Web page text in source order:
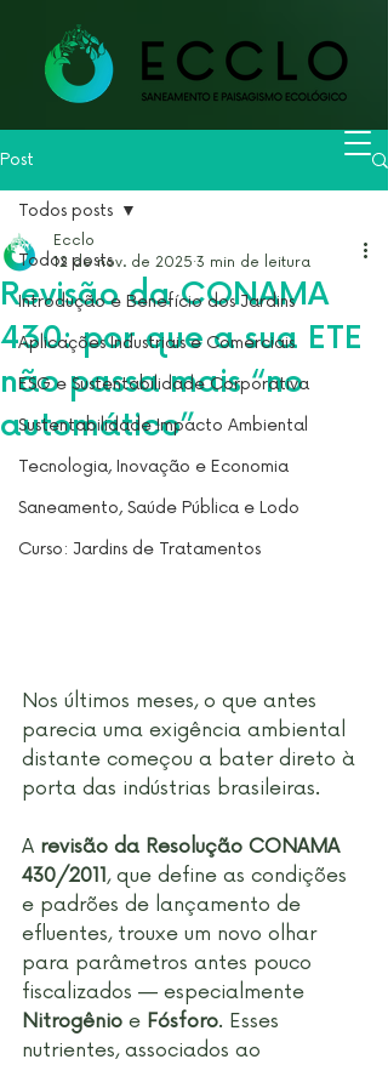
Post
Todos posts
Introdução e Benefício dos Jardins
Aplicações Industriais e Comerciais
ESG e Sustentabilidade Corporativa
Sustentabilidade Impacto Ambiental
Tecnologia, Inovação e Economia
Saneamento, Saúde Pública e Lodo
Curso: Jardins de Tratamentos
Todos posts
Revisão da CONAMA
430: por que a sua ETE
não passa mais “no
automático”
Ecclo
12 de nov. de 2025 3 min de leitura
Nos últimos meses, o que antes
parecia uma exigência ambiental
distante começou a bater direto à
porta das indústrias brasileiras.
A revisão da Resolução CONAMA
430/2011, que define as condições
e padrões de lançamento de
efluentes, trouxe um novo olhar
para parâmetros antes pouco
fiscalizados — especialmente
Nitrogênio e Fósforo. Esses
nutrientes, associados ao